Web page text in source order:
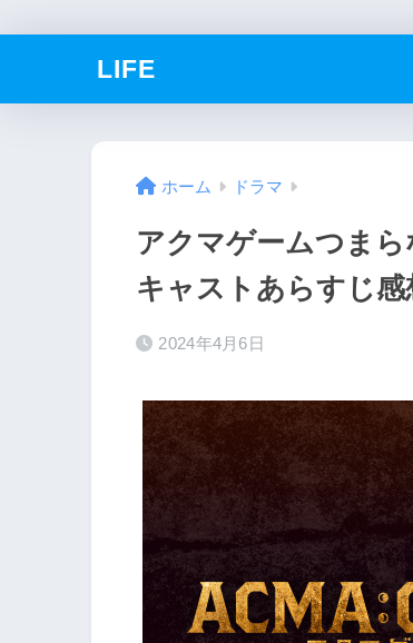
LIFE
ホーム ドラマ
アクマゲームつまら
キャストあらすじ感
2024年4月6日